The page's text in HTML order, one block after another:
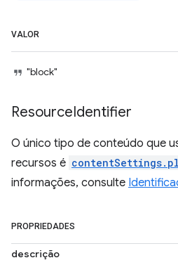
VALOR
"block"
ResourceIdentifier
O único tipo de conteúdo que
recursos é
informações, consulte
PROPRIEDADES
descrição